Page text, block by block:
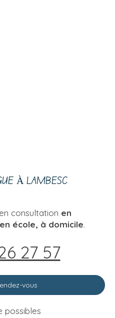
À LAMBESC
consultation en
école, à domicile.
27 57
vous
possibles